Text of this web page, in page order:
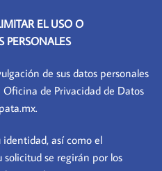
EL USO O
PERSONALES
de sus datos personales
de Privacidad de Datos
identidad, así como el
se regirán por los